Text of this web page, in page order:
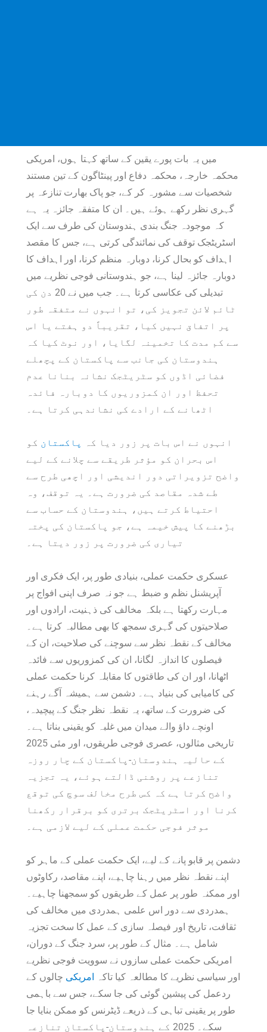
میں یہ بات پورے یقین کے ساتھ کہتا ہوں، امریکی
محکمہ خارجہ، محکمہ دفاع اور پینٹاگون کے تین مستند
شخصیات سے مشورہ کر کے، جو پاک بھارت تنازعہ پر
گہری نظر رکھے ہوئے ہیں۔ ان کا متفقہ جائزہ یہ ہے
کہ موجودہ جنگ بندی ہندوستان کی طرف سے ایک
اسٹریٹجک توقف کی نمائندگی کرتی ہے، جس کا مقصد
اہداف کو بحال کرنا، دوبارہ منظم کرنا، اور اہداف کا
دوبارہ جائزہ لینا ہے، جو ہندوستانی فوجی نظریے میں
تبدیلی کی عکاسی کرتا ہے۔ جب میں نے 20 دن کی
ٹائم لائن تجویز کی، تو انہوں نے متفقہ طور
پر اتفاق نہیں کیا، تقریباً دو ہفتے یا اس
سے کم مدت کا تخمینہ لگایا، اور نوٹ کیا کہ
ہندوستان کی جانب سے پاکستان کے پچھلے
فضائی اڈوں کو سٹریٹجک نشانہ بنانا عدم
تحفظ اور ان کمزوریوں کا دوبارہ فائدہ
اٹھانے کے ارادے کی نشاندہی کرتا ہے۔
انہوں نے اس بات پر زور دیا کہ پاکستان کو
اس بحران کو مؤثر طریقے سے چلانے کے لیے
واضح تزویراتی دور اندیشی اور اچھی طرح سے
طے شدہ مقاصد کی ضرورت ہے۔ یہ توقف، وہ
احتیاط کرتے ہیں، ہندوستان کے حساب سے
بڑھنے کا پیش خیمہ ہے، جو پاکستان کی پختہ
تیاری کی ضرورت پر زور دیتا ہے۔
عسکری حکمت عملی، بنیادی طور پر، ایک فکری اور
آپریشنل نظم و ضبط ہے جو نہ صرف اپنی افواج پر
مہارت رکھتا ہے بلکہ مخالف کی ذہنیت، ارادوں اور
صلاحیتوں کی گہری سمجھ کا بھی مطالبہ کرتا ہے۔
مخالف کے نقطہ نظر سے سوچنے کی صلاحیت، ان کے
فیصلوں کا اندازہ لگانا، ان کی کمزوریوں سے فائدہ
اٹھانا، اور ان کی طاقتوں کا مقابلہ کرنا حکمت عملی
کی کامیابی کی بنیاد ہے۔ دشمن سے ہمیشہ آگے رہنے
کی ضرورت کے ساتھ، یہ نقطہ نظر جنگ کے پیچیدہ،
اونچے داؤ والے میدان میں غلبہ کو یقینی بناتا ہے۔
تاریخی مثالوں، عصری فوجی طریقوں، اور مئی 2025
کے حالیہ ہندوستان-پاکستان کے چار روزہ
تنازعے پر روشنی ڈالتے ہوئے، یہ تجزیہ
واضح کرتا ہے کہ کس طرح مخالف سوچ کی توقع
کرنا اور اسٹریٹجک برتری کو برقرار رکھنا
موثر فوجی حکمت عملی کے لیے لازمی ہے۔
دشمن پر قابو پانے کے لیے، ایک حکمت عملی کے ماہر کو
اپنے نقطہ نظر میں رہنا چاہیے، اپنے مقاصد، رکاوٹوں
اور ممکنہ طور پر عمل کے طریقوں کو سمجھنا چاہیے۔
ہمدردی سے دور اس علمی ہمدردی میں مخالف کی
ثقافت، تاریخ اور فیصلہ سازی کے عمل کا سخت تجزیہ
شامل ہے۔ مثال کے طور پر، سرد جنگ کے دوران،
امریکی حکمت عملی سازوں نے سوویت فوجی نظریے
اور سیاسی نظریے کا مطالعہ کیا تاکہ امریکی چالوں کے
ردعمل کی پیشین گوئی کی جا سکے، جس سے باہمی
طور پر یقینی تباہی کے ذریعے ڈیٹرنس کو ممکن بنایا جا
سکے۔ 2025 کے ہندوستان-پاکستان تنازعہ